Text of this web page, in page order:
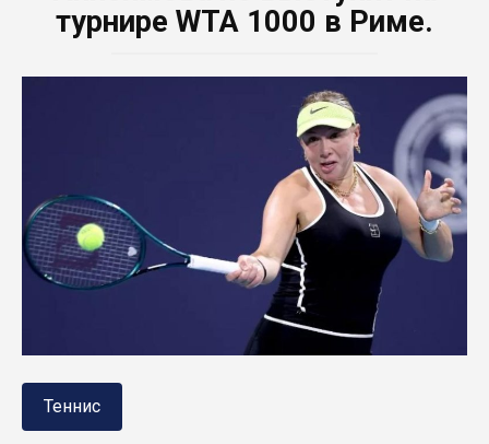
турнире WTA 1000 в Риме.
Теннис